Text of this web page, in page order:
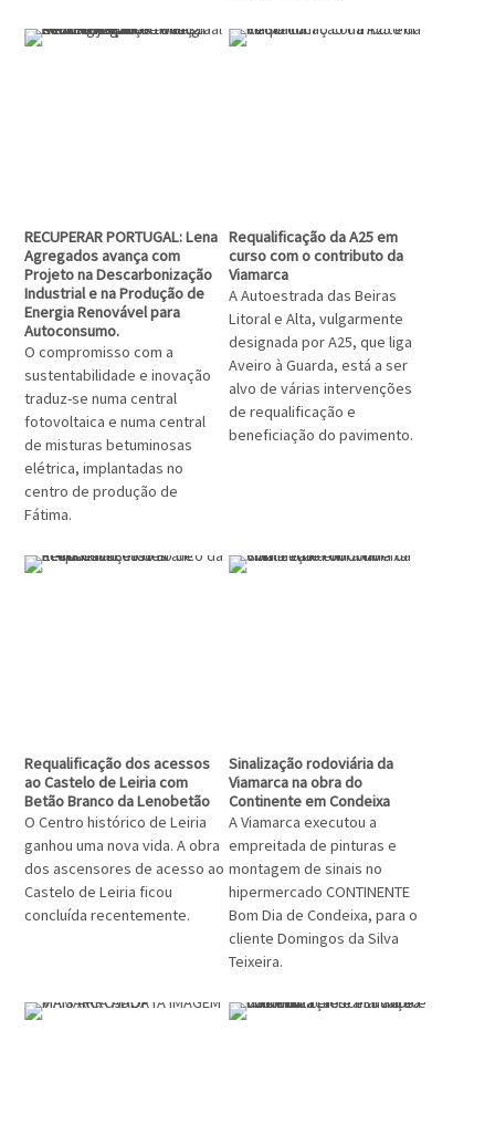
RECUPERAR PORTUGAL: Lena
Agregados avança com
Projeto na Descarbonização
Industrial e na Produção de
Energia Renovável para
Autoconsumo.
O compromisso com a
sustentabilidade e inovação
traduz-se numa central
fotovoltaica e numa central
de misturas betuminosas
elétrica, implantadas no
centro de produção de
Fátima.
Requalificação da A25 em
curso com o contributo da
Viamarca
A Autoestrada das Beiras
Litoral e Alta, vulgarmente
designada por A25, que liga
Aveiro à Guarda, está a ser
alvo de várias intervenções
de requalificação e
beneficiação do pavimento.
Requalificação dos acessos
ao Castelo de Leiria com
Betão Branco da Lenobetão
O Centro histórico de Leiria
ganhou uma nova vida. A obra
dos ascensores de acesso ao
Castelo de Leiria ficou
concluída recentemente.
Sinalização rodoviária da
Viamarca na obra do
Continente em Condeixa
A Viamarca executou a
empreitada de pinturas e
montagem de sinais no
hipermercado CONTINENTE
Bom Dia de Condeixa, para o
cliente Domingos da Silva
Teixeira.